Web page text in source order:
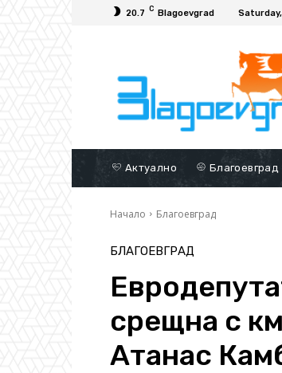
20.7 C Blagoevgrad
Актуално Благоевград
Начало Благоевград
БЛАГОЕВГРАД
срещна с
Атанас